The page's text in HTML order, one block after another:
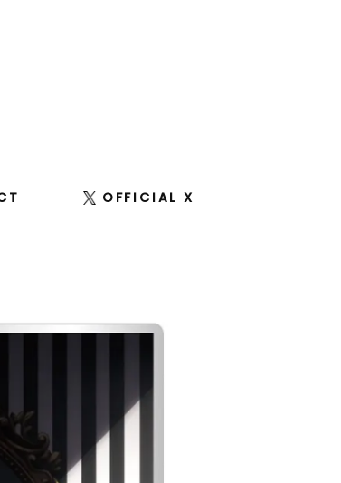
OFFICIAL X